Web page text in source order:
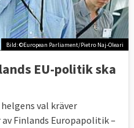
Bild: ©European Parliament/Pietro Naj-Oleari
EU-politik ska
val kräver
Finlands Europapolitik –